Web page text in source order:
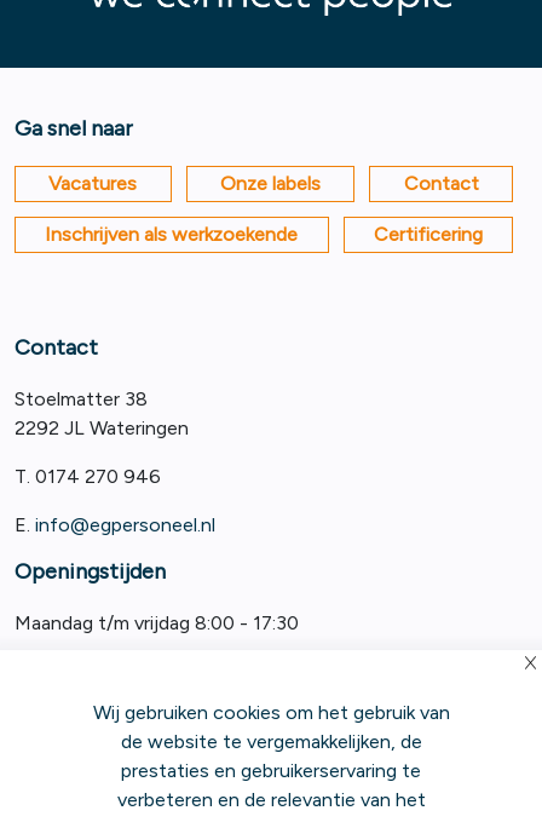
Ga snel naar
Vacatures Onze labels Contact
Inschrijven als werkzoekende Certificering
Contact
Stoelmatter 38
2292 JL Wateringen
T. 0174 270 946
E. info@egpersoneel.nl
Openingstijden
Maandag t/m vrijdag 8:00 - 17:30
Algemene Voorwaarden|Privacy Statement|Cookiebeleid
Wij gebruiken cookies om het gebruik van
de website te vergemakkelijken, de
prestaties en gebruikerservaring te
verbeteren en de relevantie van het